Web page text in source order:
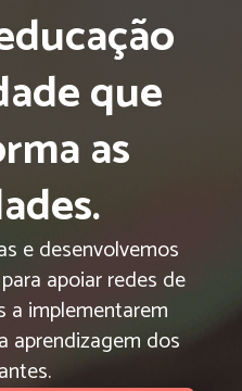
que
as
e desenvolvemos
apoiar redes de
a implementarem
aprendizagem dos